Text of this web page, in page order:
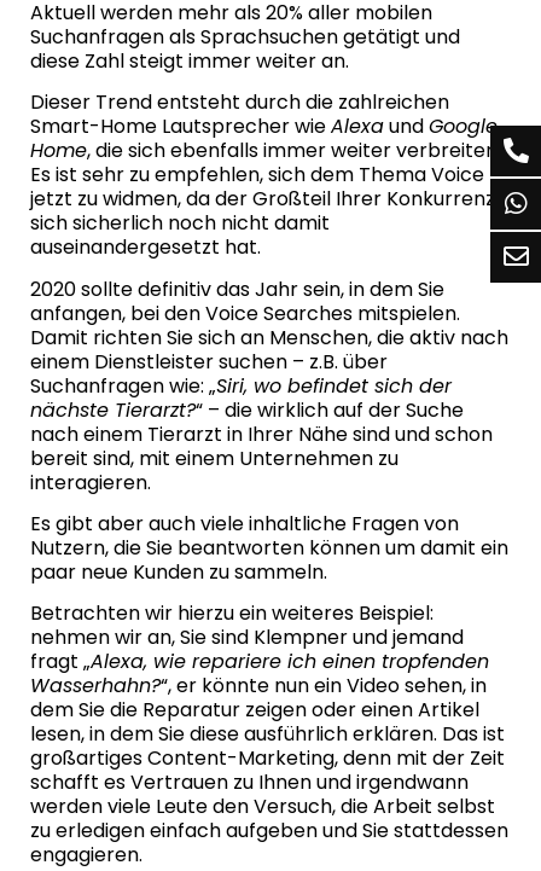
Aktuell werden mehr als 20% aller mobilen
Suchanfragen als Sprachsuchen getätigt und
diese Zahl steigt immer weiter an.
Dieser Trend entsteht durch die zahlreichen
Smart-Home Lautsprecher wieAlexaundGoogle
Home, die sich ebenfalls immer weiter verbreiten.
Es ist sehr zu empfehlen, sich dem Thema Voice
jetzt zu widmen, da der Großteil Ihrer Konkurrenz
sich sicherlich noch nicht damit
auseinandergesetzt hat.
2020 sollte definitiv das Jahr sein, in dem Sie
anfangen, bei den Voice Searches mitspielen.
Damit richten Sie sich an Menschen, die aktiv nach
einem Dienstleister suchen – z.B. über
Suchanfragen wie: „Siri, wo befindet sich der
nächste Tierarzt?“ – die wirklich auf der Suche
nach einem Tierarzt in Ihrer Nähe sind und schon
bereit sind, mit einem Unternehmen zu
interagieren.
Es gibt aber auch viele inhaltliche Fragen von
Nutzern, die Sie beantworten können um damit ein
paar neue Kunden zu sammeln.
Betrachten wir hierzu ein weiteres Beispiel:
nehmen wir an, Sie sind Klempner und jemand
fragt „Alexa, wie repariere ich einen tropfenden
Wasserhahn?“, er könnte nun ein Video sehen, in
dem Sie die Reparatur zeigen oder einen Artikel
lesen, in dem Sie diese ausführlich erklären. Das ist
großartiges Content-Marketing, denn mit der Zeit
schafft es Vertrauen zu Ihnen und irgendwann
werden viele Leute den Versuch, die Arbeit selbst
zu erledigen einfach aufgeben und Sie stattdessen
engagieren.